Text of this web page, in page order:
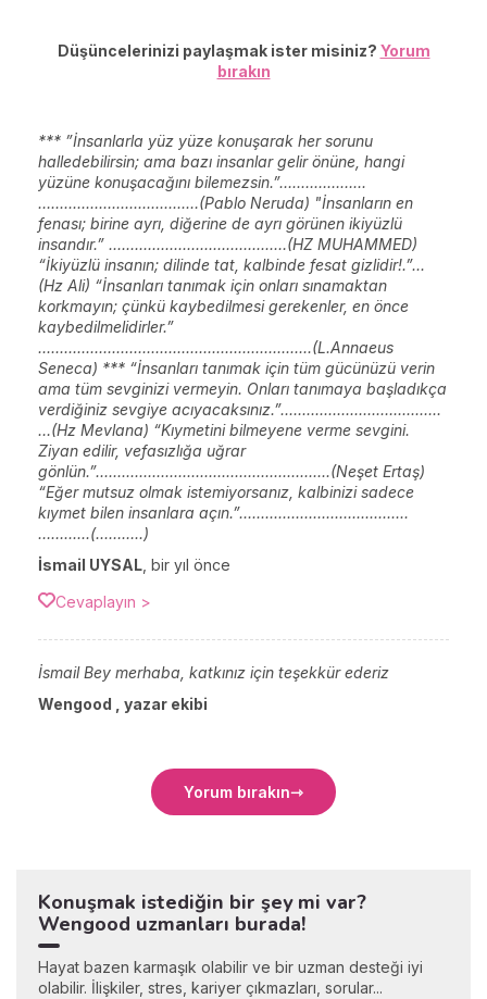
Düşüncelerinizi paylaşmak ister misiniz? Yorum
bırakın
*** ”İnsanlarla yüz yüze konuşarak her sorunu
halledebilirsin; ama bazı insanlar gelir önüne, hangi
yüzüne konuşacağını bilemezsin.”…..…………...
…...............................…(Pablo Neruda) "İnsanların en
fenası; birine ayrı, diğerine de ayrı görünen ikiyüzlü
insandır.” ......................................…(HZ MUHAMMED)
“İkiyüzlü insanın; dilinde tat, kalbinde fesat gizlidir!.”...
(Hz Ali) “İnsanları tanımak için onları sınamaktan
korkmayın; çünkü kaybedilmesi gerekenler, en önce
kaybedilmelidirler.”
...............................................................(L.Annaeus
Seneca) *** “İnsanları tanımak için tüm gücünüzü verin
ama tüm sevginizi vermeyin. Onları tanımaya başladıkça
verdiğiniz sevgiye acıyacaksınız.”.......................…......…..
…(Hz Mevlana) “Kıymetini bilmeyene verme sevgini.
Ziyan edilir, vefasızlığa uğrar
gönlün.”......................................................(Neşet Ertaş)
“Eğer mutsuz olmak istemiyorsanız, kalbinizi sadece
kıymet bilen insanlara açın.”.......................................
……......(...……..)
İsmail UYSAL bir yıl önce
Cevaplayın >
İsmail Bey merhaba, katkınız için teşekkür ederiz
Wengood , yazar ekibi
Yorum bırakın
Konuşmak istediğin bir şey mi var?
Wengood uzmanları burada!
Hayat bazen karmaşık olabilir ve bir uzman desteği iyi
olabilir. İlişkiler, stres, kariyer çıkmazları, sorular...